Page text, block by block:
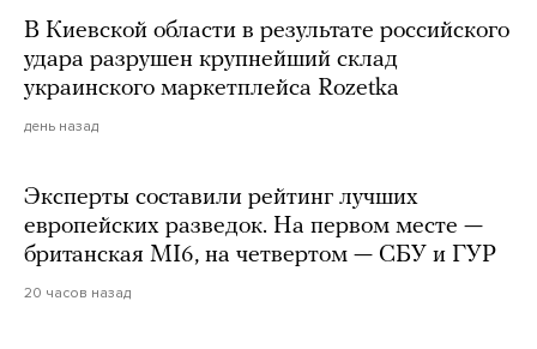
В Киевской области в результате российского
удара разрушен крупнейший склад
украинского маркетплейса Rozetka
день назад
Эксперты составили рейтинг лучших
европейских разведок. На первом месте —
британская MI6, на четвертом — СБУ и ГУР
20 часов назад